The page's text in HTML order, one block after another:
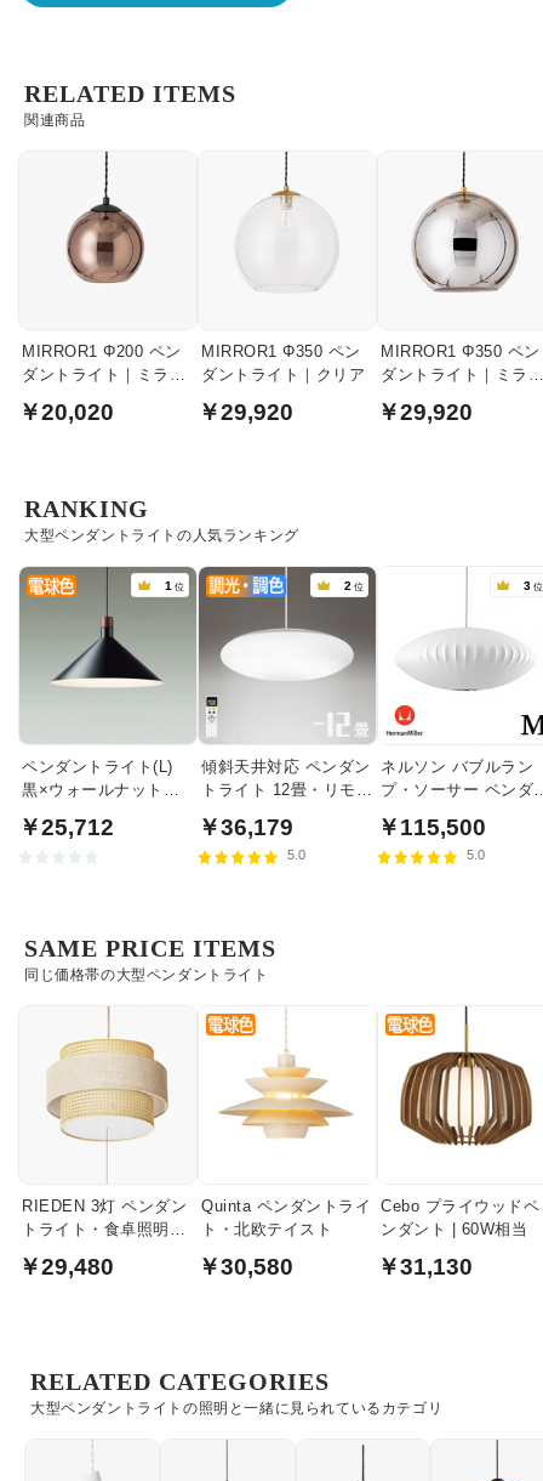
関連商品
RELATED ITEMS
MIRROR1 Φ200 ペン
ダントライト｜ミラー
￥20,020
MIRROR1 Φ350 ペン
ダントライト｜クリア
￥29,920
MIRROR1 Φ350 ペン
ダントライト｜ミラ
￥29,920
大型ペンダントライトの人気ランキング
RANKING
1 位
ペンダントライト(L)
黒×ウォールナット色
￥25,712
2 位
傾斜天井対応 ペンダン
トライト 12畳・リモコ
￥36,179
5.0
3 位
ネルソン バブルラン
プ・ソーサー ペンダ
｜ハーマンミラー
￥115,500
5.0
同じ価格帯の大型ペンダントライト
SAME PRICE ITEMS
RIEDEN 3灯 ペンダン
トライト・食卓照明｜
￥29,480
Quinta ペンダントライ
ト・北欧テイスト
￥30,580
Cebo プライウッドペ
ンダント | 60W相当
￥31,130
大型ペンダントライトの照明と一緒に見られているカテゴリ
RELATED CATEGORIES